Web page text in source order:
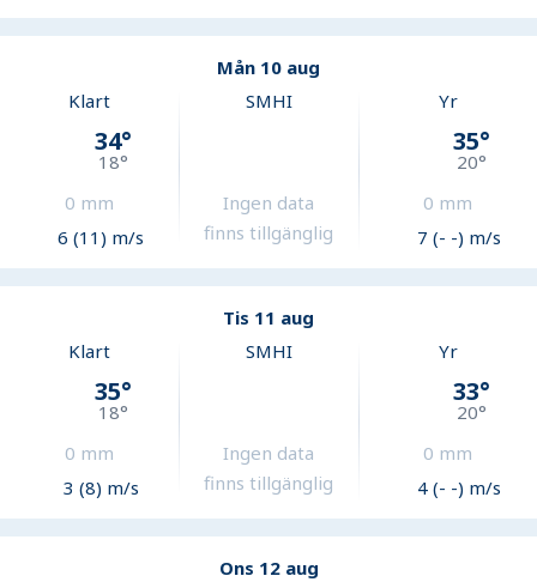
Mån 10 aug
Klart
34°
18°
0 mm
6 (11) m/s
SMHI
Ingen data
finns tillgänglig
Yr
35°
20°
0 mm
7 (- -) m/s
Tis 11 aug
Klart
35°
18°
0 mm
3 (8) m/s
SMHI
Ingen data
finns tillgänglig
Yr
33°
20°
0 mm
4 (- -) m/s
Ons 12 aug